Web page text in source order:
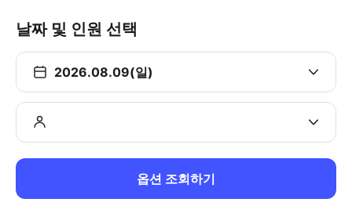
날짜 및 인원 선택
2026.08.09(일)
옵션 조회하기